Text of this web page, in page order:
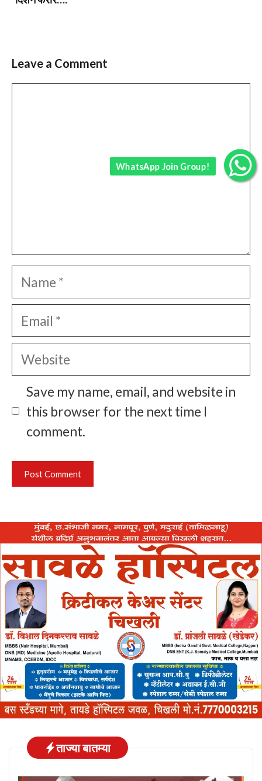
Leave a Comment
Name
Email
Website
Save my name, email, and website in
this browser for the next time I
comment.
ताज्या बातम्या
WhatsApp Join Group!